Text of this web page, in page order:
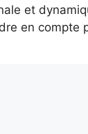
et
en compte